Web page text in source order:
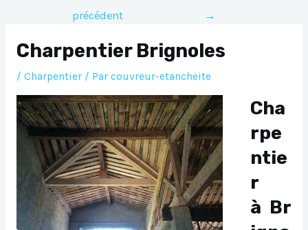
l’articleprécédent
→
Charpentier Brignoles
/ Charpentier/ Par couvreur-etancheite
Cha
rpe
ntie
r
à Br